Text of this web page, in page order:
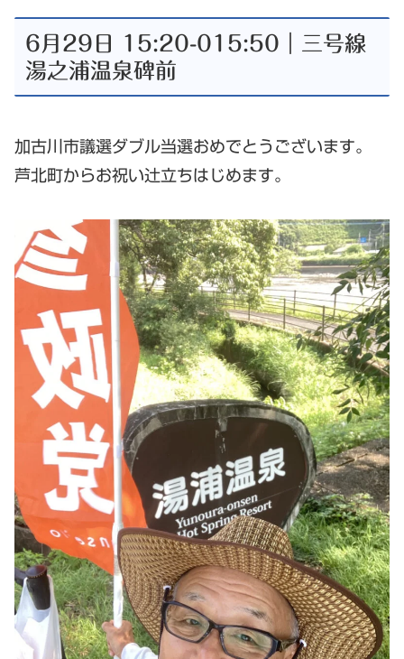
6月29日 15:20-015:50｜三号線
湯之浦温泉碑前
加古川市議選ダブル当選おめでとうございます。
芦北町からお祝い辻立ちはじめます。